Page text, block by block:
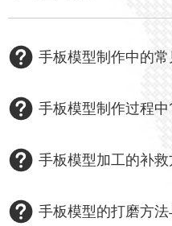
手板模型制作中的常
手板模型制作过程
手板模型加工的补
手板模型的打磨方